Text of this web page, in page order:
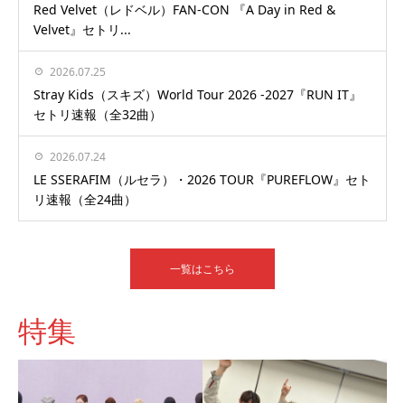
Red Velvet（レドベル）FAN-CON 『A Day in Red &
Velvet』セトリ...
2026.07.25
Stray Kids（スキズ）World Tour 2026 -2027『RUN IT』
セトリ速報（全32曲）
2026.07.24
LE SSERAFIM（ルセラ）・2026 TOUR『PUREFLOW』セト
リ速報（全24曲）
一覧はこちら
特集